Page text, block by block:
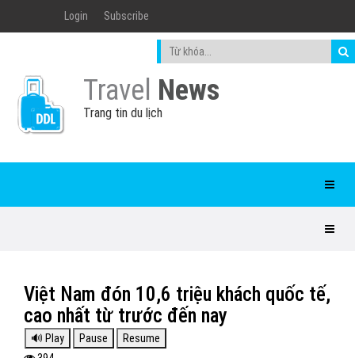
Login Subscribe
Travel News
Trang tin du lịch
Việt Nam đón 10,6 triệu khách quốc tế,
cao nhất từ trước đến nay